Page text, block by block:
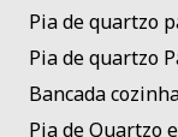
Pia de quartzo
Pia de quartzo
Bancada
Pia de Quartzo